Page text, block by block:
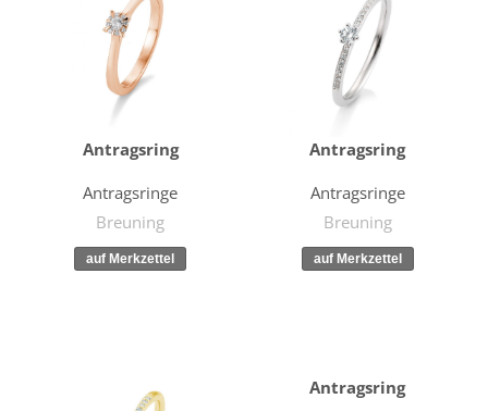
Antragsring
Antragsringe
Breuning
Antragsring
Antragsringe
Breuning
Antragsring